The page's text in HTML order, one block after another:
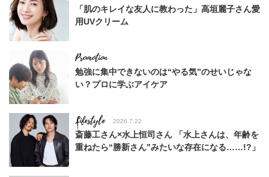
「肌のキレイな友人に教わった」高垣麗子さん愛
用UVクリーム
勉強に集中できないのは“やる気”のせいじゃな
い？プロに学ぶアイケア
Lifestyle 2026.7.22
斎藤工さん×水上恒司さん 「水上さんは、年齢を
重ねたら“勝新さん”みたいな存在になる……!?」